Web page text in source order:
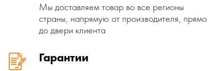
Мы доставляем товар во все регионы
страны, напрямую от производителя, прямо
до двери клиента
Гарантии